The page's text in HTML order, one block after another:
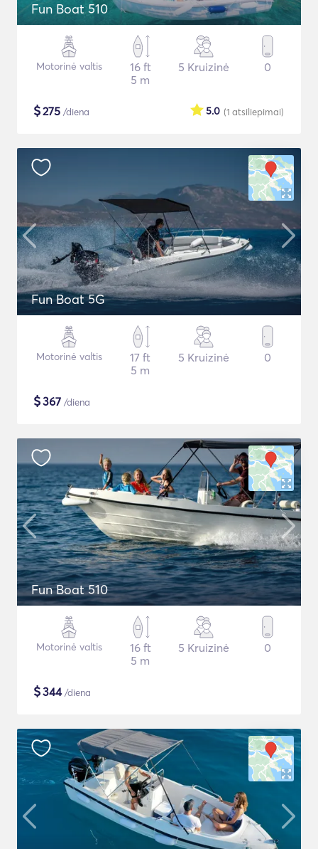
Fun Boat 510
Motorinė valtis
16 ft
5 m
5 Kruizinė 0
$275 /diena (1 atsiliepimai)
5.0
Fun Boat 5G
Motorinė valtis
17 ft
5 m
5 Kruizinė 0
$367 /diena
Fun Boat 510
Motorinė valtis
16 ft
5 m
5 Kruizinė 0
$344/diena